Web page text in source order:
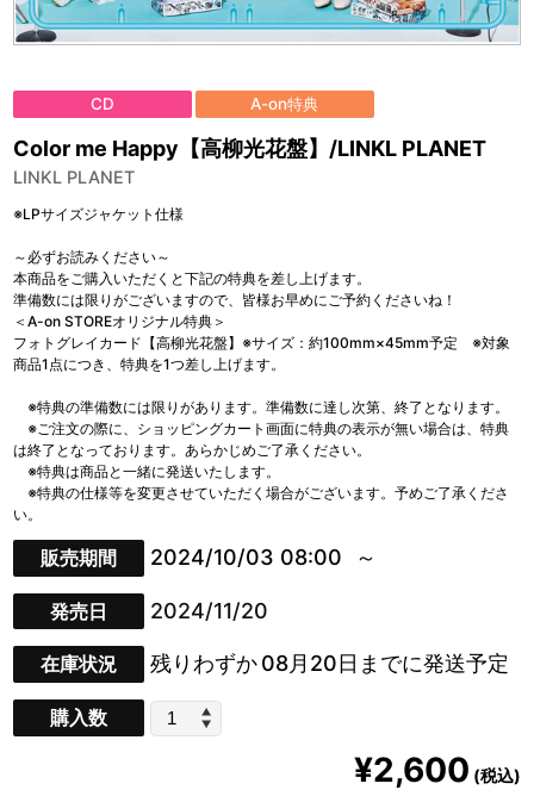
CD A-on特典
Color me Happy【高柳光花盤】/LINKL PLANET
LINKL PLANET
※LPサイズジャケット仕様
～必ずお読みください～
本商品をご購入いただくと下記の特典を差し上げます。
準備数には限りがございますので、皆様お早めにご予約くださいね！
＜A-on STOREオリジナル特典＞
フォトグレイカード【高柳光花盤】※サイズ：約100mm×45mm予定 ※対象
商品1点につき、特典を1つ差し上げます。
※特典の準備数には限りがあります。準備数に達し次第、終了となります。
※ご注文の際に、ショッピングカート画面に特典の表示が無い場合は、特典
は終了となっております。あらかじめご了承ください。
※特典は商品と一緒に発送いたします。
※特典の仕様等を変更させていただく場合がございます。予めご了承くださ
い。
販売期間 2024/10/03 08:00
発売日 2024/11/20
在庫状況 残りわずか 08月20日までに発送予定
購入数
¥2,600 (税込)